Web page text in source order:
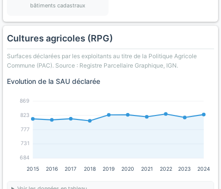
bâtiments cadastraux
Cultures agricoles (RPG)
Surfaces déclarées par les exploitants au titre de la Politique Agricole
Commune (PAC). Source : Registre Parcellaire Graphique, IGN.
Evolution de la SAU déclarée
684
731
777
823
869
2015 2016 2017 2018 2019 2020 2021 2022 2023 2024